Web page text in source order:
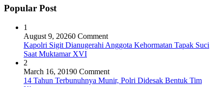
Popular Post
1
August 9, 20260 Comment
Kapolri Sigit Dianugerahi Anggota Kehormatan Tapak Suci
Saat Muktamar XVI
2
March 16, 20190 Comment
14 Tahun Terbunuhnya Munir, Polri Didesak Bentuk Tim